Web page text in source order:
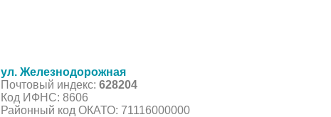
ул. Железнодорожная
Почтовый индекс: 628204
Код ИФНС: 8606
Районный код ОКАТО: 71116000000